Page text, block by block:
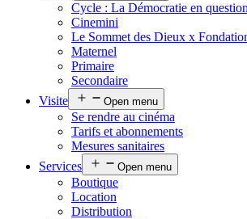
Cycle : La Démocratie en question
Cinemini
Le Sommet des Dieux x
Maternel
Primaire
Secondaire
Visite
Open menu
Se rendre au cinéma
Tarifs et abonnements
Mesures sanitaires
Services
Open menu
Boutique
Location
Distribution